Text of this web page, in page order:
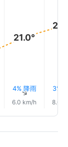
21.0°
4% 降雨
↑
6.0 km/h
3%
8.0